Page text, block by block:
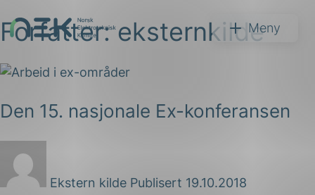
Hopp
til
innhold
NEK Meny
Forfatter:eksternkilde
Den 15. nasjonale Ex-konferansen
Ekstern kilde Publisert 19.10.2018